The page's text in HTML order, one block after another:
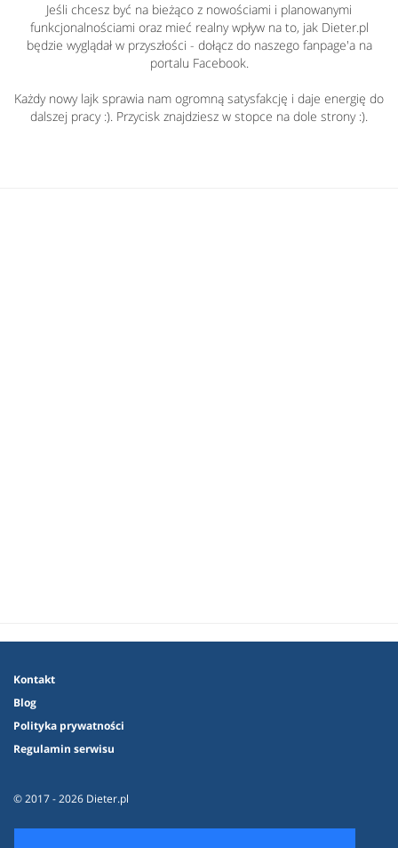
Jeśli chcesz być na bieżąco z nowościami i planowanymi
funkcjonalnościami oraz mieć realny wpływ na to, jak Dieter.pl
będzie wyglądał w przyszłości - dołącz do naszego fanpage'a na
portalu Facebook.
Każdy nowy lajk sprawia nam ogromną satysfakcję i daje energię do
dalszej pracy :). Przycisk znajdziesz w stopce na dole strony :).
Kontakt
Blog
Polityka prywatności
Regulamin serwisu
© 2017 - 2026 Dieter.pl